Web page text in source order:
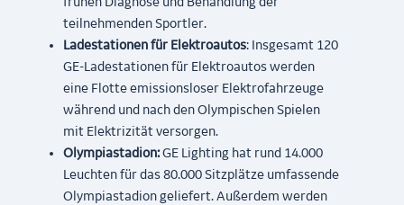
teilnehmenden Sportler.
Ladestationen für Elektroautos: Insgesamt 120
GE-Ladestationen für Elektroautos werden
eine Flotte emissionsloser Elektrofahrzeuge
während und nach den Olympischen Spielen
mit Elektrizität versorgen.
Olympiastadion:GE Lighting hat rund 14.000
Leuchten für das 80.000 Sitzplätze umfassende
Olympiastadion geliefert. Außerdem werden